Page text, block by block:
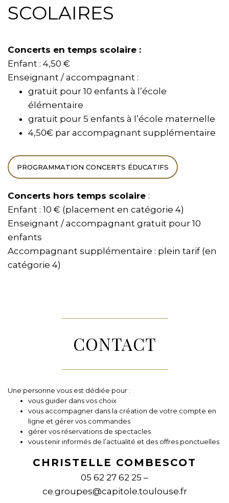
SCOLAIRES
Concerts en temps scolaire :
Enfant : 4,50 €
Enseignant / accompagnant :
gratuit pour 10 enfants à l’école
élémentaire
gratuit pour 5 enfants à l’école maternelle
4,50€ par accompagnant supplémentaire
PROGRAMMATION CONCERTS ÉDUCATIFS
Concerts hors temps scolaire :
Enfant : 10 € (placement en catégorie 4)
Enseignant / accompagnant gratuit pour 10
enfants
Accompagnant supplémentaire : plein tarif (en
catégorie 4)
CONTACT
Une personne vous est dédiée pour :
vous guider dans vos choix
vous accompagner dans la création de votre compte en
ligne et gérer vos commandes
gérer vos réservations de spectacles
vous tenir informés de l’actualité et des offres ponctuelles
CHRISTELLE COMBESCOT
05 62 27 62 25 –
ce.groupes@capitole.toulouse.fr